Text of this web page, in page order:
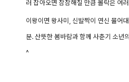
러 잡아오면 잠잠해질 만큼 볼락은 여
이왕이면 왕사미, 신발짝이 연신 물어
분. 산뜻한 봄바람과 함께 사춘기 소년
^